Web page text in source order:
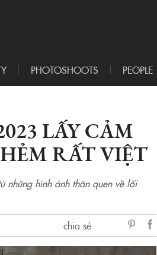
PHOTOSHOOTS PEOPLE
LẤY CẢM
RẤT VIỆT
những hình ảnh thân quen về lối
chia sẻ